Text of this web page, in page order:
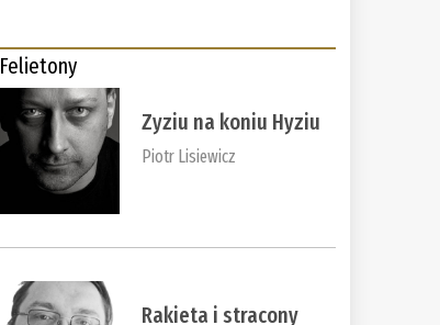
Felietony
Zyziu na koniu Hyziu
Piotr Lisiewicz
Rakieta i stracony